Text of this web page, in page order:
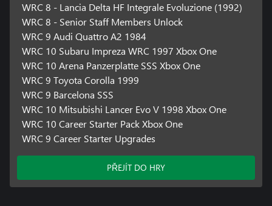
WRC 8 - Lancia Delta HF Integrale Evoluzione (1992)
WRC 8 - Senior Staff Members Unlock
WRC 9 Audi Quattro A2 1984
WRC 10 Subaru Impreza WRC 1997 Xbox One
WRC 10 Arena Panzerplatte SSS Xbox One
WRC 9 Toyota Corolla 1999
WRC 9 Barcelona SSS
WRC 10 Mitsubishi Lancer Evo V 1998 Xbox One
WRC 10 Career Starter Pack Xbox One
WRC 9 Career Starter Upgrades
PŘEJÍT DO HRY